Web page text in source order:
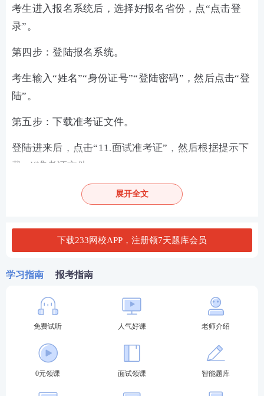
考生进入报名系统后，选择好报名省份，点“点击登
录”。
第四步：登陆报名系统。
考生输入“姓名”“身份证号”“登陆密码”，然后点击“登
陆”。
第五步：下载准考证文件。
登陆进来后，点击“11.面试准考证”，然后根据提示下
载pdf准考证文件。
第六步：打印准考证。
1、教资面试准考证打印要彩色的吗?
教资面试准考证打印黑白打印即可，不要求打印彩色
2、准考证有多大纸质打印？
展开全文
下载233网校APP，注册领7天题库会员
学习指南 报考指南
免费试听 人气好课 老师介绍
0元领课 面试领课 智能题库